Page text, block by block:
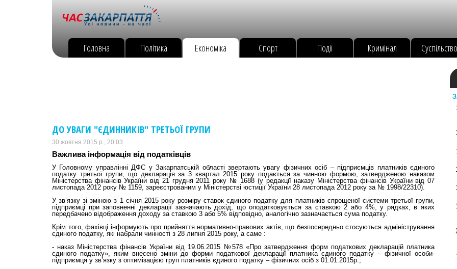
Головна Політика Економіка Спорт Події Кримінал Суспільство
ДО УВАГИ "ЄДИННИКІВ" ТРЕТЬОЇ ГРУПИ
30 жовтня 2015 р., 20:03
Важлива інформація від податківців
У Головному управлінні ДФС у Закарпатській області звертають увагу фізичних осіб – підприємців платників єдиного
податку третьої групи, що декларація за 3 квартал 2015 року подається за чинною формою, затвердженою наказом
Міністерства фінансів України від 21 грудня 2011 року № 1688 (у редакції наказу Міністерства фінансів України від 07
листопада 2012 року № 1159, зареєстрованим у Міністерстві юстиції України 28 листопада 2012 року за № 1998/22310).
У зв’язку зі зміною з 1 січня 2015 року розміру ставок єдиного податку для платників спрощеної системи третьої групи,
підприємці при заповненні декларації зазначають дохід, що оподатковується за ставкою 2 або 4%, у рядках, в яких
передбачено відображення доходу за ставкою 3 або 5% відповідно, аналогічно зазначається сума податку.
Крім того, фахівці інформують про прийняття нормативно-правових актів, що безпосередньо стосуються адміністрування
єдиного податку, які набрали чинності з 28 липня 2015 року, а саме :
- наказ Міністерства фінансів України від 19.06.2015 №578 «Про затвердження форм податкових декларацій платника
єдиного податку», яким внесено зміни до форми податкової декларації платника єдиного податку – фізичної особи-
підприємця у зв’язку з оптимізацією груп платників єдиного податку – фізичних осіб з 01.01.2015р.;